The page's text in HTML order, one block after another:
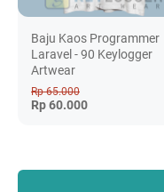
Baju Kaos Programmer
Laravel - 90 Keylogger
Artwear
Rp 65.000
Rp 60.000